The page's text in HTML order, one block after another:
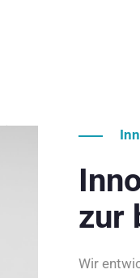
zur
Wir